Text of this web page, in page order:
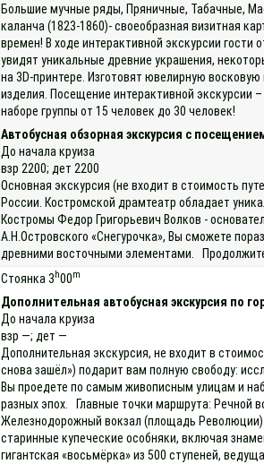
Большие мучные ряды, Пряничные, Табачные,
каланча (1823-1860)- своеобразная визитная
времен! В ходе интерактивной экскурсии
увидят уникальные древние украшения,
на 3D-принтере. Изготовят ювелирную
изделия. Посещение интерактивной экскурсии
наборе группы от 15 человек до 30 человек!
Автобусная обзорная экскурсия с
До начала круиза
взр 2200; дет 2200
Основная экскурсия (не входит в стоимость
России. Костромской драмтеатр обладает
Костромы Федор Григорьевич Волков -
А.Н.Островского «Снегурочка», Вы сможете
древними восточными элементами.
Стоянка 3 h00m
Дополнительная автобусная экскурсия по
До начала круиза
взр —; дет —
Дополнительная экскурсия, не входит в
снова зашёл») подарит вам полную свободу:
Вы проедете по самым живописным улицам и
разных эпох. Главные точки маршрута: Речной
Железнодорожный вокзал (площадь Революции)
старинные купеческие особняки, включая
гигантская «восьмёрка» из 500 ступеней,